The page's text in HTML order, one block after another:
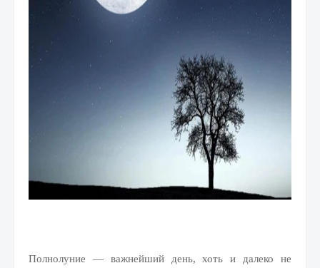
Полнолуние — важнейший день, хоть и далеко не